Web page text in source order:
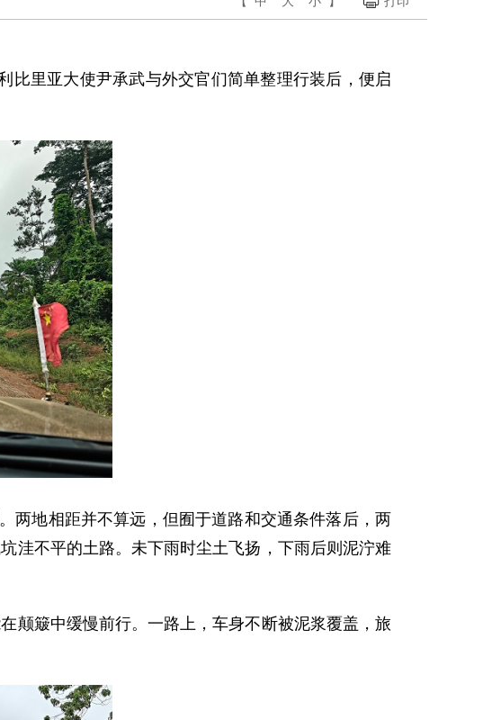
比里亚大使尹承武与外交官们简单整理行装后，便启
两地相距并不算远，但囿于道路和交通条件落后，两
洼不平的土路。未下雨时尘土飞扬，下雨后则泥泞难
颠簸中缓慢前行。一路上，车身不断被泥浆覆盖，旅